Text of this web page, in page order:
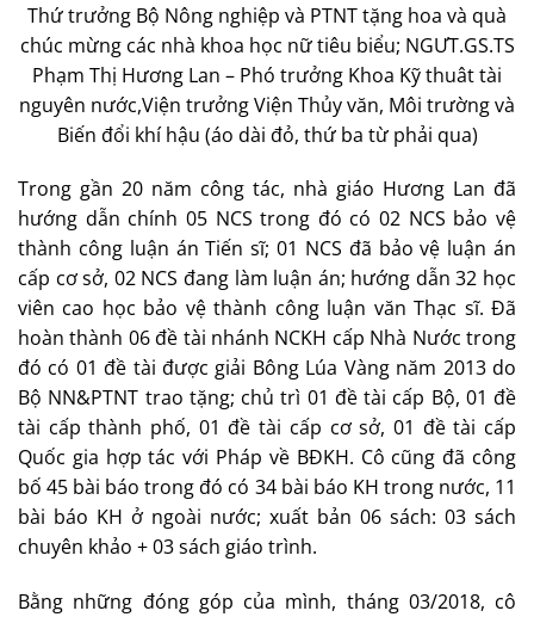
Thứ trưởng Bộ Nông nghiệp và PTNT tặng hoa và quà
chúc mừng các nhà khoa học nữ tiêu biểu; NGƯT.GS.TS
Phạm Thị Hương Lan – Phó trưởng Khoa Kỹ thuât tài
nguyên nước,Viện trưởng Viện Thủy văn, Môi trường và
Biến đổi khí hậu (áo dài đỏ, thứ ba từ phải qua)
Trong gần 20 năm công tác, nhà giáo Hương Lan đã
hướng dẫn chính 05 NCS trong đó có 02 NCS bảo vệ
thành công luận án Tiến sĩ; 01 NCS đã bảo vệ luận án
cấp cơ sở, 02 NCS đang làm luận án; hướng dẫn 32 học
viên cao học bảo vệ thành công luận văn Thạc sĩ. Đã
hoàn thành 06 đề tài nhánh NCKH cấp Nhà Nước trong
đó có 01 đề tài được giải Bông Lúa Vàng năm 2013 do
Bộ NN&PTNT trao tặng; chủ trì 01 đề tài cấp Bộ, 01 đề
tài cấp thành phố, 01 đề tài cấp cơ sở, 01 đề tài cấp
Quốc gia hợp tác với Pháp về BĐKH. Cô cũng đã công
bố 45 bài báo trong đó có 34 bài báo KH trong nước, 11
bài báo KH ở ngoài nước; xuất bản 06 sách: 03 sách
chuyên khảo + 03 sách giáo trình.
Bằng những đóng góp của mình, tháng 03/2018, cô